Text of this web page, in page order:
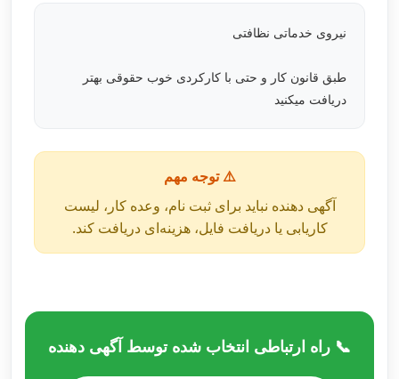
نیروی خدماتی نظافتی
طبق قانون کار و حتی با کارکردی خوب حقوقی بهتر
دریافت میکنید
⚠️ توجه مهم
آگهی دهنده نباید برای ثبت نام، وعده کار، لیست
کاریابی یا دریافت فایل، هزینه‌ای دریافت کند.
📞 راه ارتباطی انتخاب شده توسط آگهی دهنده